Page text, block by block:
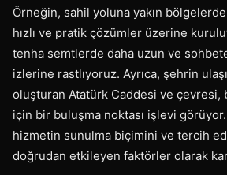
Örneğin, sahil yoluna yakın
hızlı ve pratik çözümler üzerine
tenha semtlerde daha uzun ve
izlerine rastlıyoruz. Ayrıca, şehrin
oluşturan Atatürk Caddesi ve çevresi,
için bir buluşma noktası işlevi
hizmetin sunulma biçimini ve tercih
doğrudan etkileyen faktörler olarak